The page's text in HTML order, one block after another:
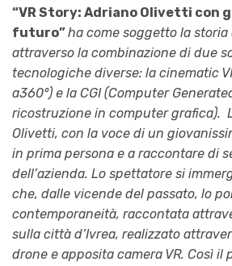
“VR Story: Adriano Olivetti con
futuro”ha come soggetto la storia
attraverso la combinazione di due
tecnologiche diverse: la cinematic
a360°) e la CGI (Computer
ricostruzione in computer grafica).
Olivetti, con la voce di un
in prima persona e a raccontare di
dell’azienda. Lo spettatore si
che, dalle vicende del passato, lo
contemporaneità, raccontata
sulla città d’Ivrea, realizzato
drone e apposita camera VR. Così il